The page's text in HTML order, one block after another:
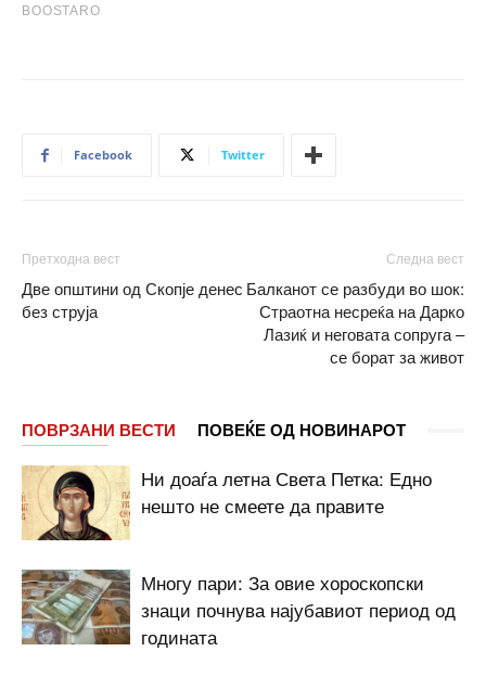
Facebook Twitter
Претходна вест
Две општини од Скопје денес
без струја
Следна вест
Балканот се разбуди во шок:
Страотна несреќа на Дарко
Лазиќ и неговата сопруга –
се борат за живот
ПОВРЗАНИ ВЕСТИ ПОВЕЌЕ ОД НОВИНАРОТ
Ни доаѓа летна Света Петка: Едно
нешто не смеете да правите
Многу пари: За овие хороскопски
знаци почнува најубавиот период од
годината